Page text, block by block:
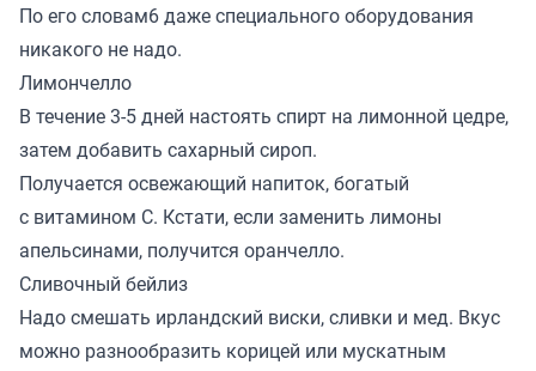
По его словам6 даже специального оборудования
никакого не надо.
Лимончелло
В течение 3-5 дней настоять спирт на лимонной цедре,
затем добавить сахарный сироп.
Получается освежающий напиток, богатый
с витамином С. Кстати, если заменить лимоны
апельсинами, получится оранчелло.
Сливочный бейлиз
Надо смешать ирландский виски, сливки и мед. Вкус
можно разнообразить корицей или мускатным